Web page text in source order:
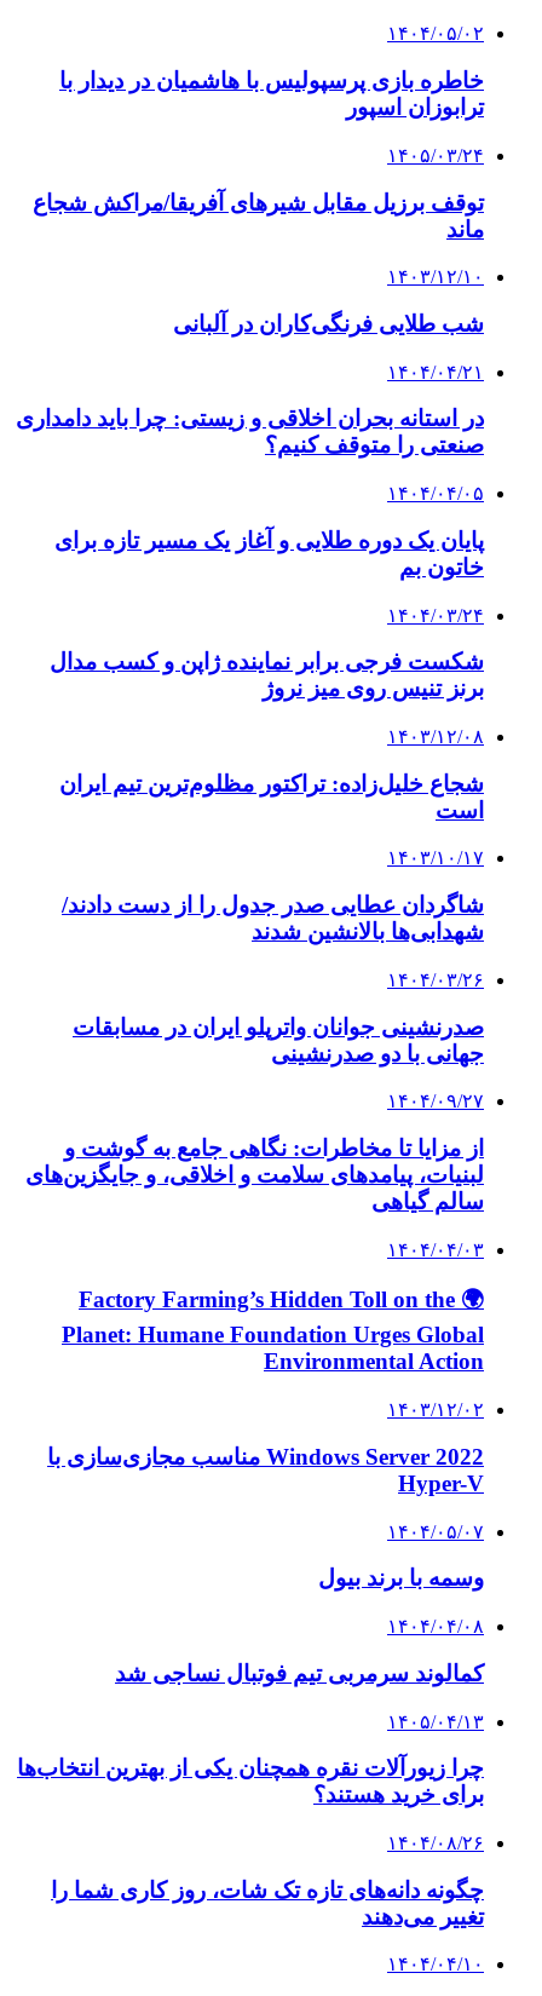
۱۴۰۴/۰۵/۰۲
خاطره بازی پرسپولیس با هاشمیان در دیدار با
ترابوزان اسپور
۱۴۰۵/۰۳/۲۴
توقف برزیل مقابل شیرهای آفریقا/مراکش شجاع
ماند
۱۴۰۳/۱۲/۱۰
شب طلایی فرنگی‌کاران در آلبانی
۱۴۰۴/۰۴/۲۱
در استانه بحران اخلاقی و زیستی: چرا باید دامداری
صنعتی را متوقف کنیم؟
۱۴۰۴/۰۴/۰۵
پایان یک دوره طلایی و آغاز یک مسیر تازه برای
خاتون بم
۱۴۰۴/۰۳/۲۴
شکست فرجی برابر نماینده ژاپن و کسب مدال
برنز تنیس روی میز نروژ
۱۴۰۳/۱۲/۰۸
شجاع خلیل‌زاده: تراکتور مظلوم‌ترین تیم ایران
است
۱۴۰۳/۱۰/۱۷
شاگردان عطایی صدر جدول را از دست دادند/
شهدابی‌ها بالانشین شدند
۱۴۰۴/۰۳/۲۶
صدرنشینی جوانان واترپلو ایران در مسابقات
جهانی با دو صدرنشینی
۱۴۰۴/۰۹/۲۷
از مزایا تا مخاطرات: نگاهی جامع به گوشت و
لبنیات، پیامدهای سلامت و اخلاقی، و جایگزین‌های
سالم گیاهی
۱۴۰۴/۰۴/۰۳
🌍 Factory Farming’s Hidden Toll on the
Planet: Humane Foundation Urges Global
Environmental Action
۱۴۰۳/۱۲/۰۲
Windows Server 2022 مناسب مجازی‌سازی با
Hyper-V
۱۴۰۴/۰۵/۰۷
وسمه با برند بیول
۱۴۰۴/۰۴/۰۸
کمالوند سرمربی تیم فوتبال نساجی شد
۱۴۰۵/۰۴/۱۳
چرا زیورآلات نقره همچنان یکی از بهترین انتخاب‌ها
برای خرید هستند؟
۱۴۰۴/۰۸/۲۶
چگونه دانه‌های تازه تک شات، روز کاری شما را
تغییر می‌دهند
۱۴۰۴/۰۴/۱۰